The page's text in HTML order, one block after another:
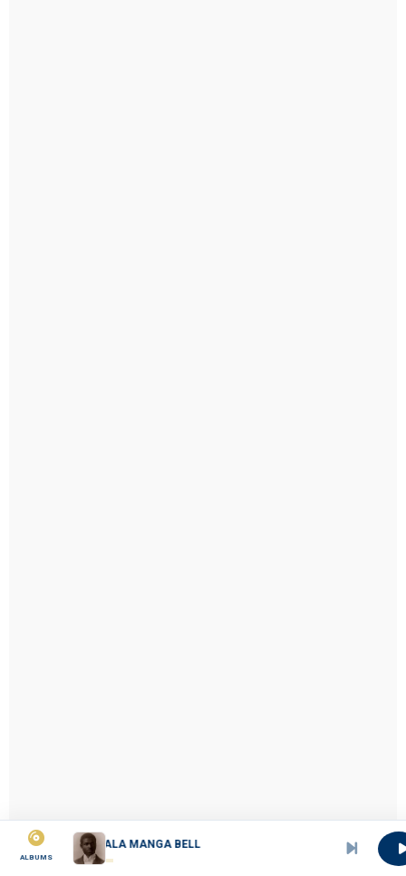
ALBUMS
DOUALA MANGA BELL